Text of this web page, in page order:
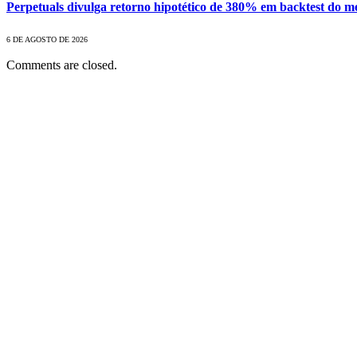
Perpetuals divulga retorno hipotético de 380% em backtest do
6 DE AGOSTO DE 2026
Comments are closed.